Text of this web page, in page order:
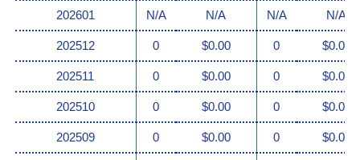
202601 N/A N/A N/A N/A
202512 0 $0.00 0 $0.00
202511 0 $0.00 0 $0.00
202510 0 $0.00 0 $0.00
202509 0 $0.00 0 $0.00